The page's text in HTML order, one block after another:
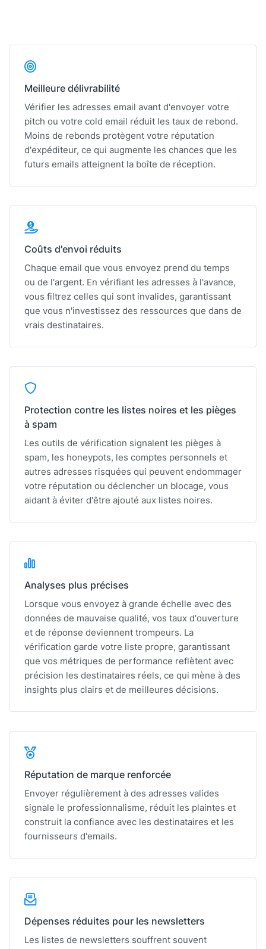
Meilleure délivrabilité
Vérifier les adresses email avant d'envoyer votre
pitch ou votre cold email réduit les taux de rebond.
Moins de rebonds protègent votre réputation
d'expéditeur, ce qui augmente les chances que les
futurs emails atteignent la boîte de réception.
Coûts d'envoi réduits
Chaque email que vous envoyez prend du temps
ou de l'argent. En vérifiant les adresses à l'avance,
vous filtrez celles qui sont invalides, garantissant
que vous n'investissez des ressources que dans de
vrais destinataires.
Protection contre les listes noires et les pièges
à spam
Les outils de vérification signalent les pièges à
spam, les honeypots, les comptes personnels et
autres adresses risquées qui peuvent endommager
votre réputation ou déclencher un blocage, vous
aidant à éviter d'être ajouté aux listes noires.
Analyses plus précises
Lorsque vous envoyez à grande échelle avec des
données de mauvaise qualité, vos taux d'ouverture
et de réponse deviennent trompeurs. La
vérification garde votre liste propre, garantissant
que vos métriques de performance reflètent avec
précision les destinataires réels, ce qui mène à des
insights plus clairs et de meilleures décisions.
Réputation de marque renforcée
Envoyer régulièrement à des adresses valides
signale le professionnalisme, réduit les plaintes et
construit la confiance avec les destinataires et les
fournisseurs d'emails.
Dépenses réduites pour les newsletters
Les listes de newsletters souffrent souvent